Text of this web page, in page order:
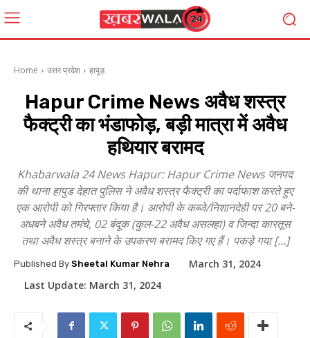
Home उत्तर प्रदेश हापुड़
Hapur Crime News अवैध शस्त्र
फैक्ट्री का भंडाफोड़, बड़ी मात्रा में अवैध
हथियार बरामद
Khabarwala 24 News Hapur: Hapur Crime News जनपद
की थाना हापुड देहात पुलिस ने अवैध शस्त्र फैक्ट्री का पर्दाफाश करते हुए
एक आरोपी को गिरफ्तार किया है। आरोपी के कब्जे/निशानदेही पर 20 बने-
अधबने अवैध तमंचे, 02 बंदूक (कुल-22 अवैध असलहा) व जिन्दा कारतूस
तथा अवैध शस्त्र बनाने के उपकरण बरामद किए गए हैं। पकड़े गया […]
Published By Sheetal Kumar Nehra
March 31, 2024
Last Update: March 31, 2024